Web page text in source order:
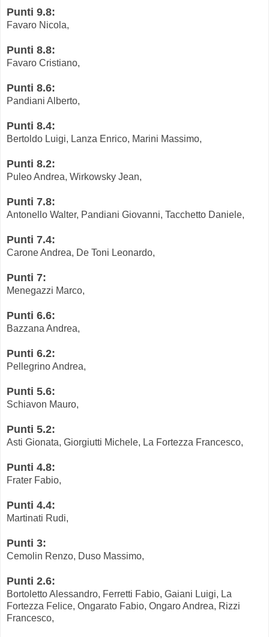
Punti 9.8:
Favaro Nicola,
Punti 8.8:
Favaro Cristiano,
Punti 8.6:
Pandiani Alberto,
Punti 8.4:
Bertoldo Luigi, Lanza Enrico, Marini Massimo,
Punti 8.2:
Puleo Andrea, Wirkowsky Jean,
Punti 7.8:
Antonello Walter, Pandiani Giovanni, Tacchetto Daniele,
Punti 7.4:
Carone Andrea, De Toni Leonardo,
Punti 7:
Menegazzi Marco,
Punti 6.6:
Bazzana Andrea,
Punti 6.2:
Pellegrino Andrea,
Punti 5.6:
Schiavon Mauro,
Punti 5.2:
Asti Gionata, Giorgiutti Michele, La Fortezza Francesco,
Punti 4.8:
Frater Fabio,
Punti 4.4:
Martinati Rudi,
Punti 3:
Cemolin Renzo, Duso Massimo,
Punti 2.6:
Bortoletto Alessandro, Ferretti Fabio, Gaiani Luigi, La
Fortezza Felice, Ongarato Fabio, Ongaro Andrea, Rizzi
Francesco,